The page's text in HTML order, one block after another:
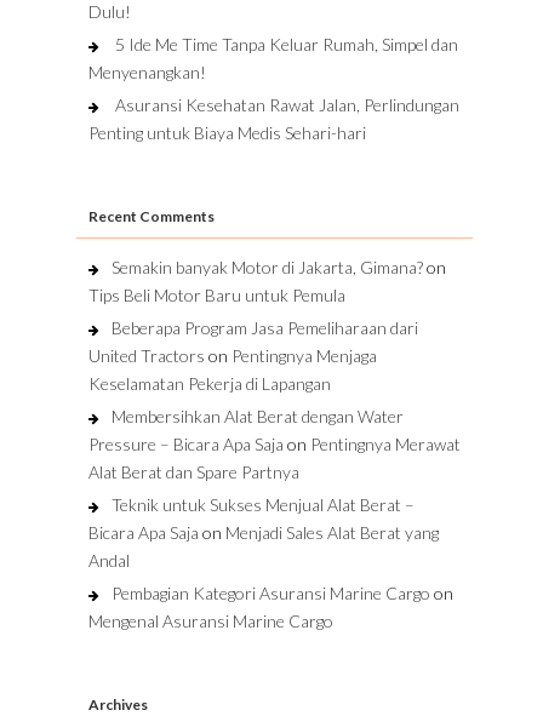
Dulu!
5 Ide Me Time Tanpa Keluar Rumah, Simpel dan
Menyenangkan!
Asuransi Kesehatan Rawat Jalan, Perlindungan
Penting untuk Biaya Medis Sehari-hari
Recent Comments
Semakin banyak Motor di Jakarta, Gimana?on
Tips Beli Motor Baru untuk Pemula
Beberapa Program Jasa Pemeliharaan dari
United Tractors on Pentingnya Menjaga
Keselamatan Pekerja di Lapangan
Membersihkan Alat Berat dengan Water
Pressure – Bicara Apa Saja on Pentingnya Merawat
Alat Berat dan Spare Partnya
Teknik untuk Sukses Menjual Alat Berat –
Bicara Apa Saja on Menjadi Sales Alat Berat yang
Andal
Pembagian Kategori Asuransi Marine Cargo on
Mengenal Asuransi Marine Cargo
Archives